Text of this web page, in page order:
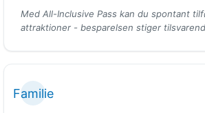
Med All-Inclusive Pass kan du spontant
attraktioner - besparelsen stiger
Familie